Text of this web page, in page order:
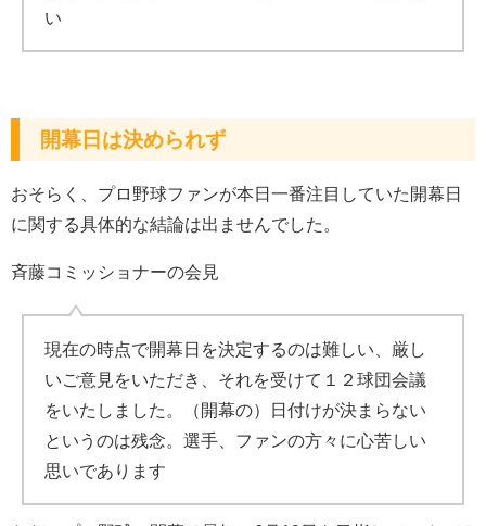
い
開幕日は決められず
おそらく、プロ野球ファンが本日一番注目していた開幕日
に関する具体的な結論は出ませんでした。
斉藤コミッショナーの会見
現在の時点で開幕日を決定するのは難しい、厳し
いご意見をいただき、それを受けて１２球団会議
をいたしました。（開幕の）日付けが決まらない
というのは残念。選手、ファンの方々に心苦しい
思いであります